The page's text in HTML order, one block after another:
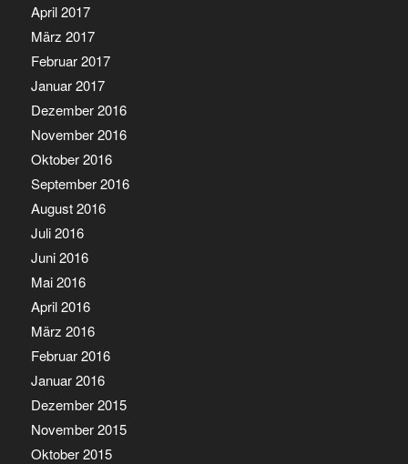
April 2017
März 2017
Februar 2017
Januar 2017
Dezember 2016
November 2016
Oktober 2016
September 2016
August 2016
Juli 2016
Juni 2016
Mai 2016
April 2016
März 2016
Februar 2016
Januar 2016
Dezember 2015
November 2015
Oktober 2015